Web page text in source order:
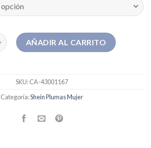
mujer cantidad
AÑADIR AL CARRITO
SKU:CA-43001167
Categoría:Shein Plumas Mujer